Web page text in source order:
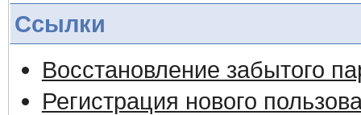
Ссылки
Восстановление забытого
Регистрация нового